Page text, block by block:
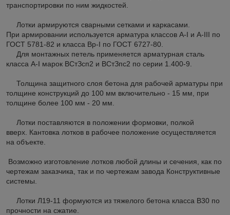
транспортировки по ним жидкостей.
Лотки армируются сварными сетками и каркасами.
При армировании используется арматура классов А-I и А-III по
ГОСТ 5781-82 и класса Вр-I по ГОСТ 6727-80.
Для монтажных петель применяется арматурная сталь
класса А-I марок ВСтЗсп2 и ВСтЗпс2 по серии 1.400-9.
Толщина защитного слоя бетона для рабочей арматуры при
толщине конструкций до 100 мм включительно - 15 мм, при
толщине более 100 мм - 20 мм.
Лотки поставляются в положении формовки, полкой
вверх. Кантовка лотков в рабочее положение осуществляется
на объекте.
Возможно изготовление лотков любой длины и сечения, как по
чертежам заказчика, так и по чертежам завода Конструктивные
системы.
Лотки Л19-11 формуются из тяжелого бетона класса В30 по
прочности на сжатие.